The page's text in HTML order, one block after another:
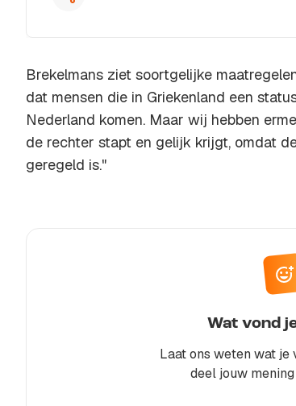
Brekelmans ziet soortgelijke
dat mensen die in Griekenland een
Nederland komen. Maar wij hebben
de rechter stapt en gelijk krijgt, omdat
geregeld is."
Wat vond
Laat ons weten wat je
deel jouw